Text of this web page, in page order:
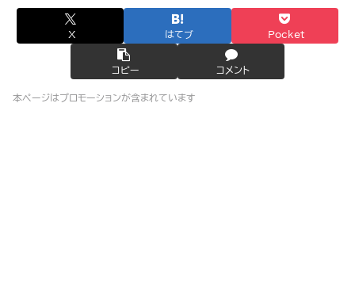
X はてブ Pocket
コピー コメント
本ページはプロモーションが含まれています